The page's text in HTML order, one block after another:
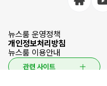
뉴스룸 운영정책
개인정보처리방침
뉴스룸 이용안내
관련 사이트